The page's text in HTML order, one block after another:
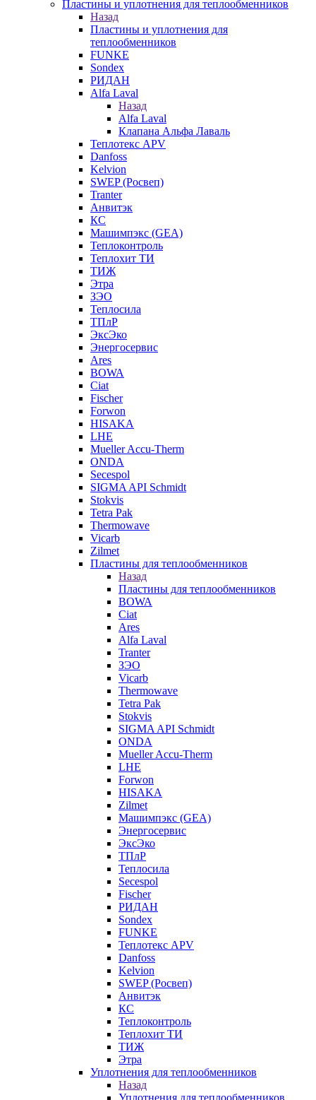
Пластины и уплотнения для теплообменников
Назад
Пластины и уплотнения для
теплообменников
FUNKE
Sondex
РИДАН
Alfa Laval
Назад
Alfa Laval
Клапана Альфа Лаваль
Теплотекс APV
Danfoss
Kelvion
SWEP (Росвеп)
Tranter
Анвитэк
КС
Машимпэкс (GEA)
Теплоконтроль
Теплохит ТИ
ТИЖ
Этра
ЗЭО
Теплосила
ТПлР
ЭксЭко
Энергосервис
Ares
BOWA
Ciat
Fischer
Forwon
HISAKA
LHE
Mueller Accu-Therm
ONDA
Secespol
SIGMA API Schmidt
Stokvis
Tetra Pak
Thermowave
Vicarb
Zilmet
Пластины для теплообменников
Назад
Пластины для теплообменников
BOWA
Ciat
Ares
Alfa Laval
Tranter
ЗЭО
Vicarb
Thermowave
Tetra Pak
Stokvis
SIGMA API Schmidt
ONDA
Mueller Accu-Therm
LHE
Forwon
HISAKA
Zilmet
Машимпэкс (GEA)
Энергосервис
ЭксЭко
ТПлР
Теплосила
Secespol
Fischer
РИДАН
Sondex
FUNKE
Теплотекс APV
Danfoss
Kelvion
SWEP (Росвеп)
Анвитэк
КС
Теплоконтроль
Теплохит ТИ
ТИЖ
Этра
Уплотнения для теплообменников
Назад
Уплотнения для теплообменников